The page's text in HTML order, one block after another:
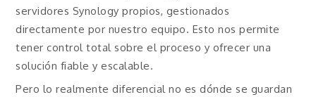
servidores Synology propios, gestionados
directamente por nuestro equipo. Esto nos permite
tener control total sobre el proceso y ofrecer una
solución fiable y escalable.
Pero lo realmente diferencial no es dónde se guardan